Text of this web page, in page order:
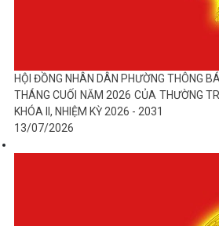
HỘI ĐỒNG NHÂN DÂN PHƯỜNG THÔNG
THÁNG CUỐI NĂM 2026 CỦA THƯỜNG
KHÓA II, NHIỆM KỲ 2026 - 2031
13/07/2026